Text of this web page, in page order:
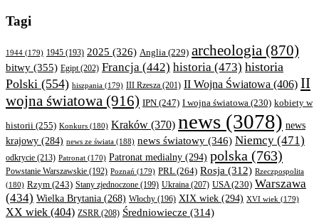
Tagi
1944 (179) 1945 (193) 2025 (326) Anglia (229) archeologia (870)
bitwy (355) Egipt(202) Francja (442) historia (473) historia
Polski (554) hiszpania (179) III Rzesza (201) II Wojna Światowa (406) II
wojna światowa (916) IPN (247) I wojna światowa (230) kobiety w
historii (255) Konkurs (180) Kraków (370) news (3078) news
krajowy (284) news ze świata (188) news światowy (346) Niemcy (471)
odkrycie (213) Patronat (170) Patronat medialny (294) polska (763)
Powstanie Warszawskie (192) Poznań (179) PRL(264) Rosja (312) Rzeczpospolita
(180) Rzym (243) Stany zjednoczone (199) Ukraina (207) USA(230) Warszawa
(434) Wielka Brytania (268) Włochy (196) XIX wiek (294) XVI wiek (179)
XX wiek (404) ZSRR (208) Średniowiecze (314)